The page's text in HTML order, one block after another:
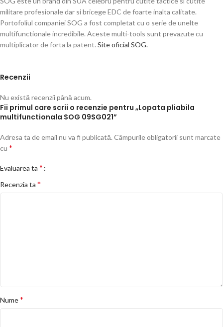
militare profesionale dar si bricege EDC de foarte inalta calitate.
Portofoliul companiei SOG a fost completat cu o serie de unelte
multifunctionale incredibile. Aceste multi-tools sunt prevazute cu
multiplicator de forta la patent. Site oficial SOG.
Recenzii
Nu există recenzii până acum.
Fii primul care scrii o recenzie pentru „Lopata pliabila
multifunctionala SOG 09SG021”
Adresa ta de email nu va fi publicată. Câmpurile obligatorii sunt marcate
cu *
Evaluarea ta *
Recenzia ta *
Nume*